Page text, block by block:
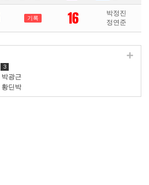
기록 16
박정진
정연준
3
박광근
황딘박